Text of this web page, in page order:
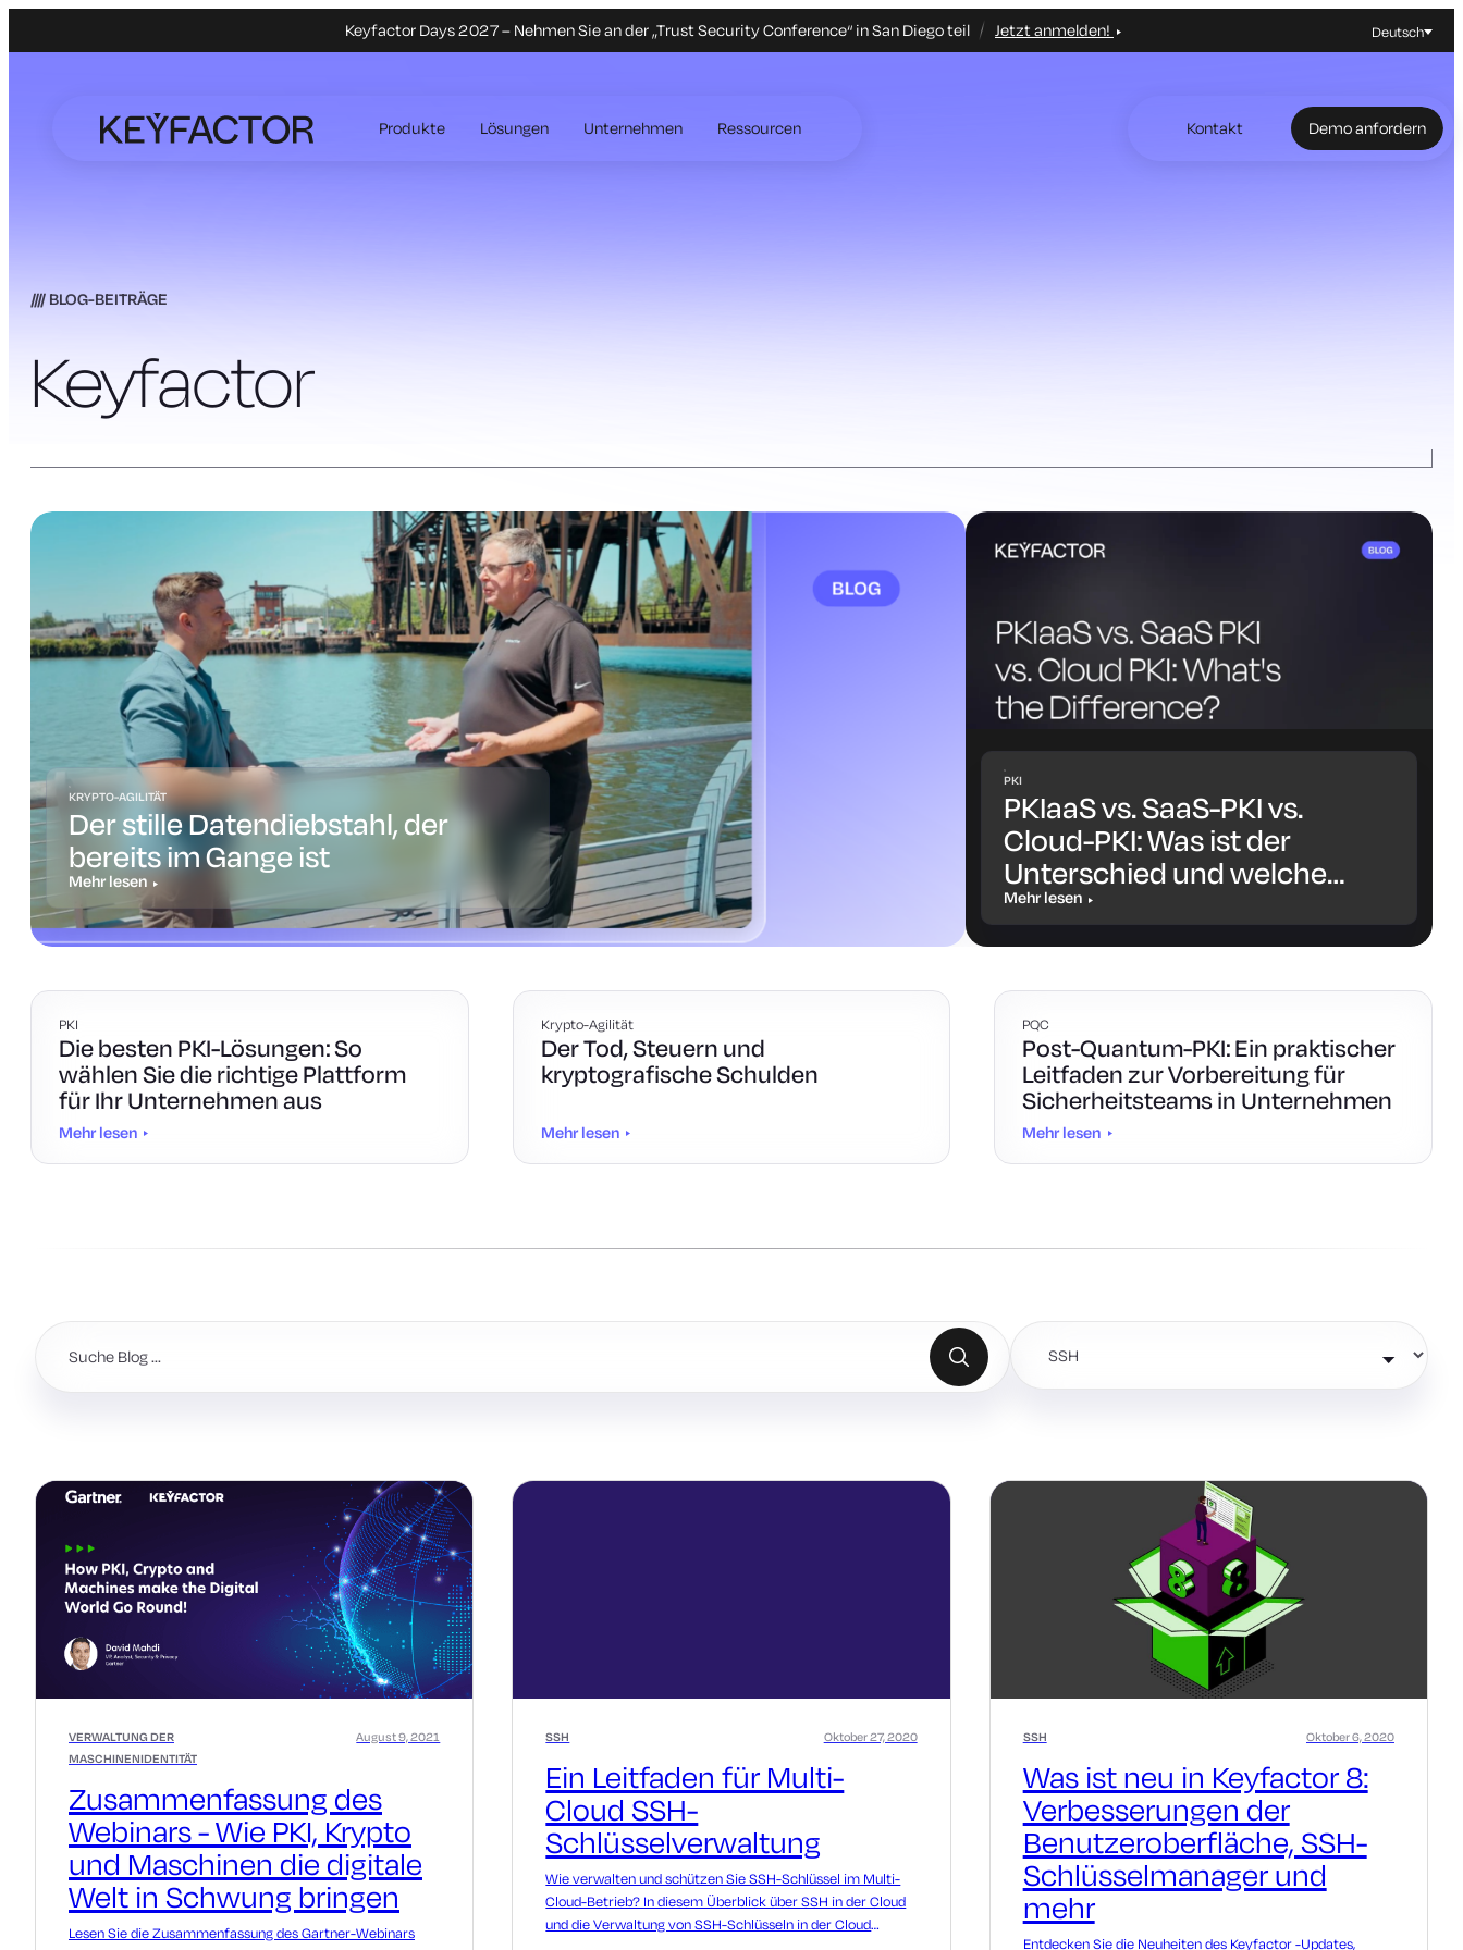
Keyfactor Days 2027 – Nehmen Sie an der „Trust Security Conference“ in San Diego teil Jetzt anmelden! Deutsch
springen
Produkte Lösungen Unternehmen Ressourcen Kontakt Demo anfordern
BLOG-BEITRÄGE
Keyfactor
KRYPTO-AGILITÄT
Der stille Datendiebstahl, der
bereits im Gange ist
Mehr lesen
PKI
PKIaaS vs. SaaS-PKI vs.
Cloud-PKI: Was ist der
Unterschied und welche
Lösung ist die richtige für
Sie?
Mehr lesen
PKI
Die besten PKI-Lösungen: So
wählen Sie die richtige Plattform
für Ihr Unternehmen aus
Mehr lesen
Krypto-Agilität
Der Tod, Steuern und
kryptografische Schulden
Mehr lesen
PQC
Post-Quantum-PKI: Ein praktischer
Leitfaden zur Vorbereitung für
Sicherheitsteams in Unternehmen
Mehr lesen
VERWALTUNG DER
MASCHINENIDENTITÄT
Zusammenfassung des
Webinars - Wie PKI, Krypto
und Maschinen die digitale
Welt in Schwung bringen
August 9, 2021
Lesen Sie die Zusammenfassung des Gartner-Webinars
SSH
Ein Leitfaden für Multi-
Cloud SSH-
Schlüsselverwaltung
Oktober 27, 2020
Wie verwalten und schützen Sie SSH-Schlüssel im Multi-
Cloud-Betrieb? In diesem Überblick über SSH in der Cloud
und die Verwaltung von SSH-Schlüsseln in der Cloud
SSH
Was ist neu in Keyfactor 8:
Verbesserungen der
Benutzeroberfläche, SSH-
Schlüsselmanager und
mehr
Oktober 6, 2020
Entdecken Sie die Neuheiten des Keyfactor -Updates,